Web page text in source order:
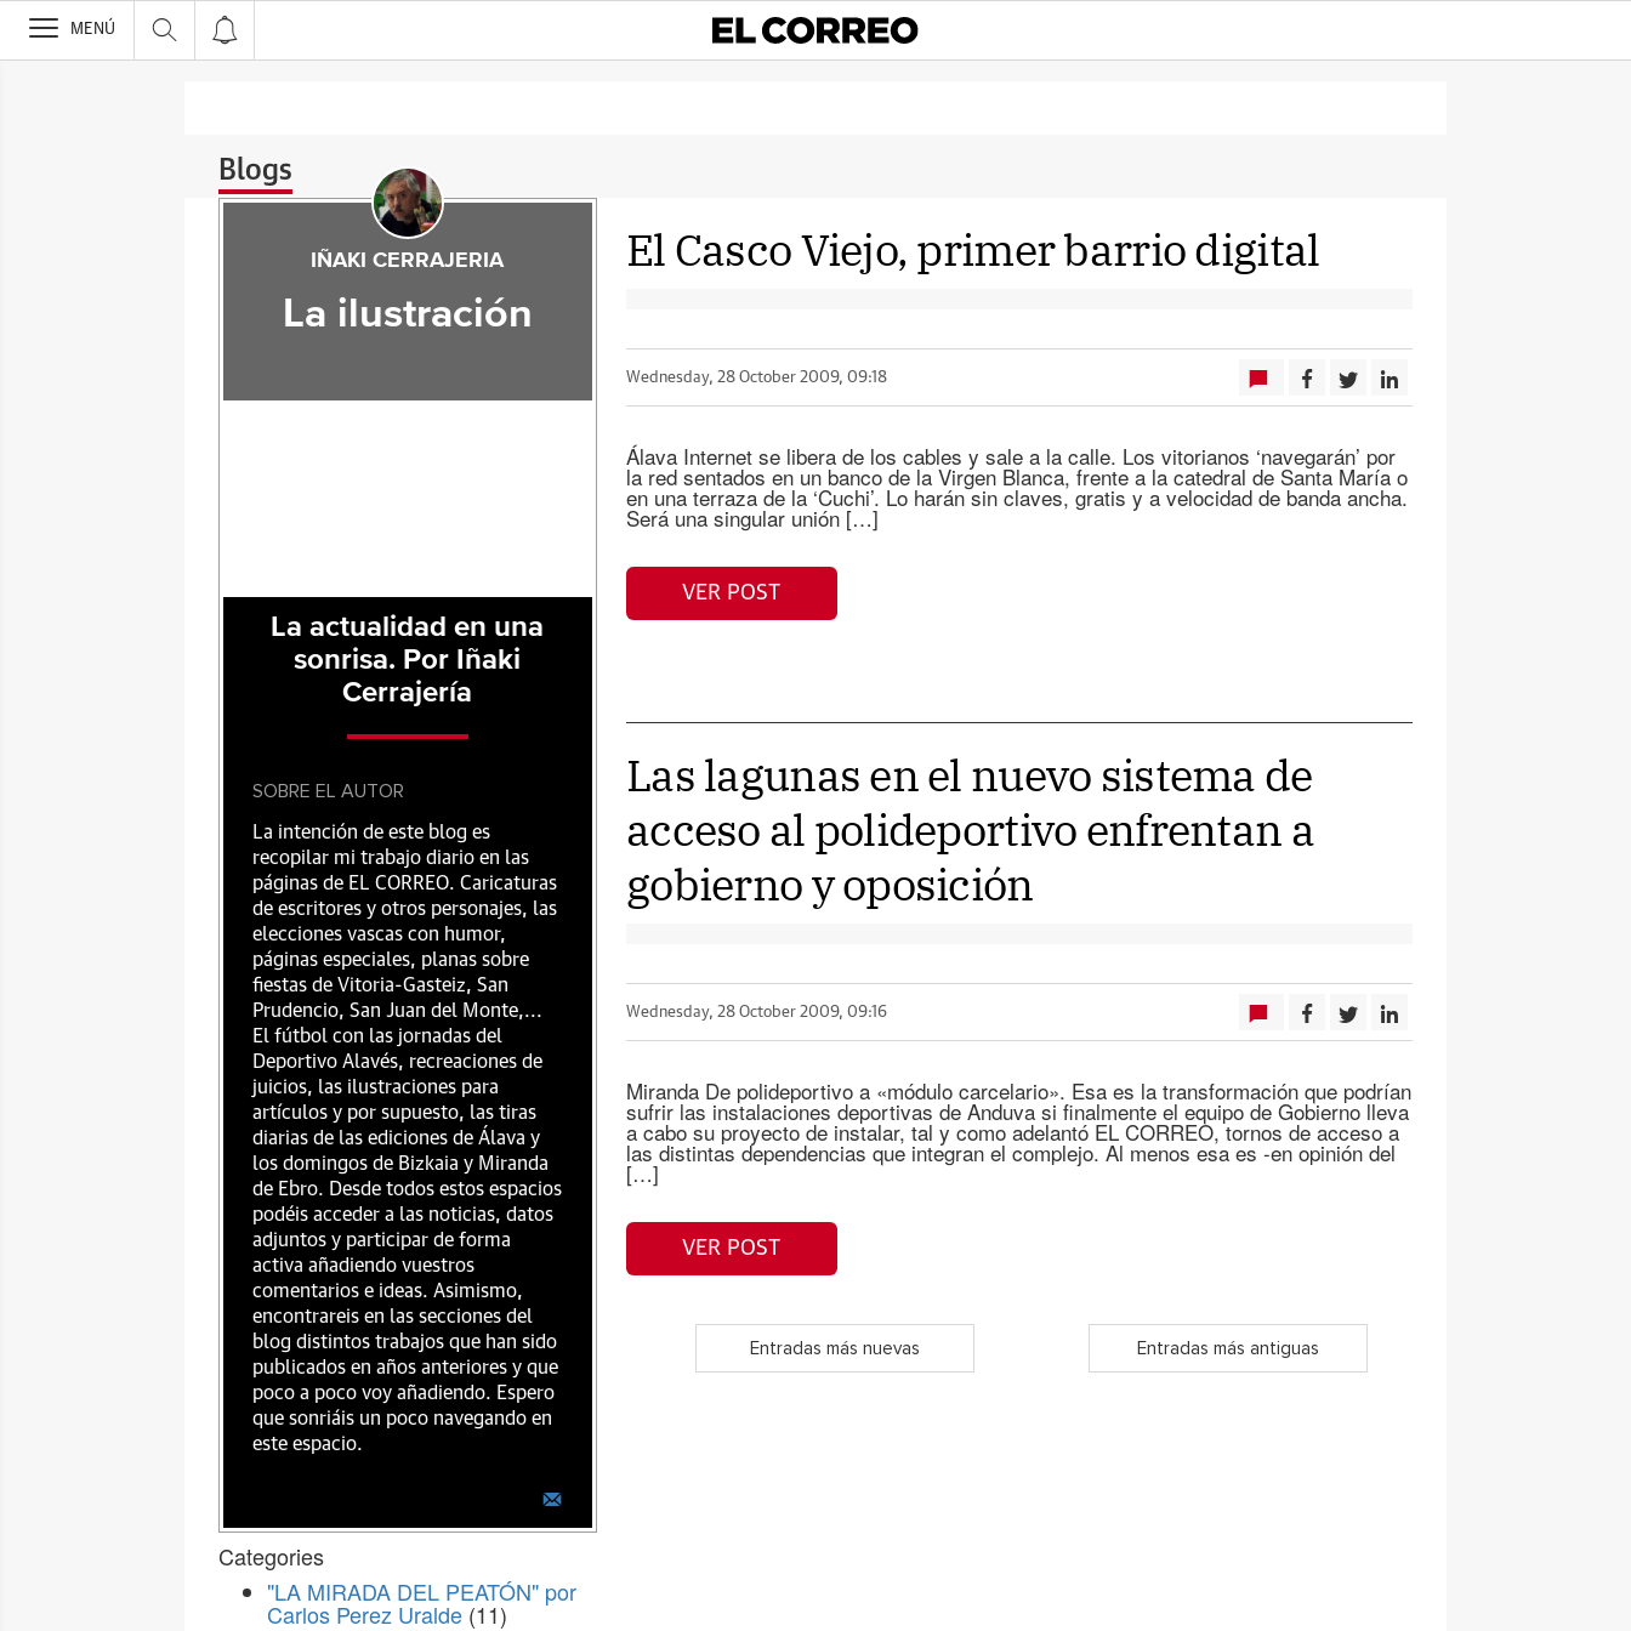
>
MENÚ
Blogs
El Casco Viejo, primer barrio digital
Wednesday, 28 October 2009, 09:18
Álava Internet se libera de los cables y sale a la calle. Los vitorianos ‘navegarán’ por
la red sentados en un banco de la Virgen Blanca, frente a la catedral de Santa María o
en una terraza de la ‘Cuchi’. Lo harán sin claves, gratis y a velocidad de banda ancha.
Será una singular unión […]
VER POST
Las lagunas en el nuevo sistema de
acceso al polideportivo enfrentan a
gobierno y oposición
Wednesday, 28 October 2009, 09:16
Miranda De polideportivo a «módulo carcelario». Esa es la transformación que podrían
sufrir las instalaciones deportivas de Anduva si finalmente el equipo de Gobierno lleva
a cabo su proyecto de instalar, tal y como adelantó EL CORREO, tornos de acceso a
las distintas dependencias que integran el complejo. Al menos esa es -en opinión del
[…]
VER POST
Entradas más nuevas Entradas más antiguas
IÑAKI CERRAJERIA
La ilustración
La actualidad en una
sonrisa. Por Iñaki
Cerrajería
SOBRE EL AUTOR
La intención de este blog es
recopilar mi trabajo diario en las
páginas de EL CORREO. Caricaturas
de escritores y otros personajes, las
elecciones vascas con humor,
páginas especiales, planas sobre
fiestas de Vitoria-Gasteiz, San
Prudencio, San Juan del Monte,...
El fútbol con las jornadas del
Deportivo Alavés, recreaciones de
juicios, las ilustraciones para
artículos y por supuesto, las tiras
diarias de las ediciones de Álava y
los domingos de Bizkaia y Miranda
de Ebro. Desde todos estos espacios
podéis acceder a las noticias, datos
adjuntos y participar de forma
activa añadiendo vuestros
comentarios e ideas. Asimismo,
encontrareis en las secciones del
blog distintos trabajos que han sido
publicados en años anteriores y que
poco a poco voy añadiendo. Espero
que sonriáis un poco navegando en
este espacio.
Categories
"LA MIRADA DEL PEATÓN" por
Carlos Perez Uralde (11)